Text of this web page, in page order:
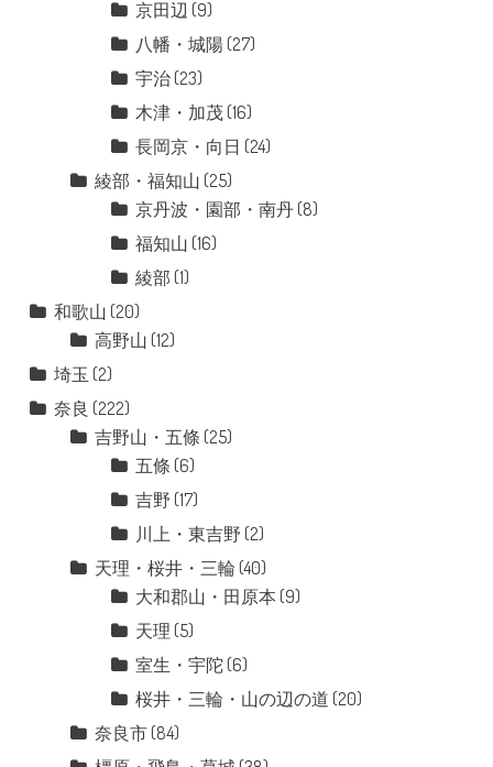
京田辺 (9)
八幡・城陽 (27)
宇治(23)
木津・加茂(16)
長岡京・向日 (24)
綾部・福知山 (25)
京丹波・園部・南丹(8)
福知山 (16)
綾部 (1)
和歌山 (20)
高野山 (12)
埼玉 (2)
奈良 (222)
吉野山・五條 (25)
五條 (6)
吉野 (17)
川上・東吉野 (2)
天理・桜井・三輪 (40)
大和郡山・田原本 (9)
天理 (5)
室生・宇陀(6)
桜井・三輪・山の辺の道 (20)
奈良市(84)